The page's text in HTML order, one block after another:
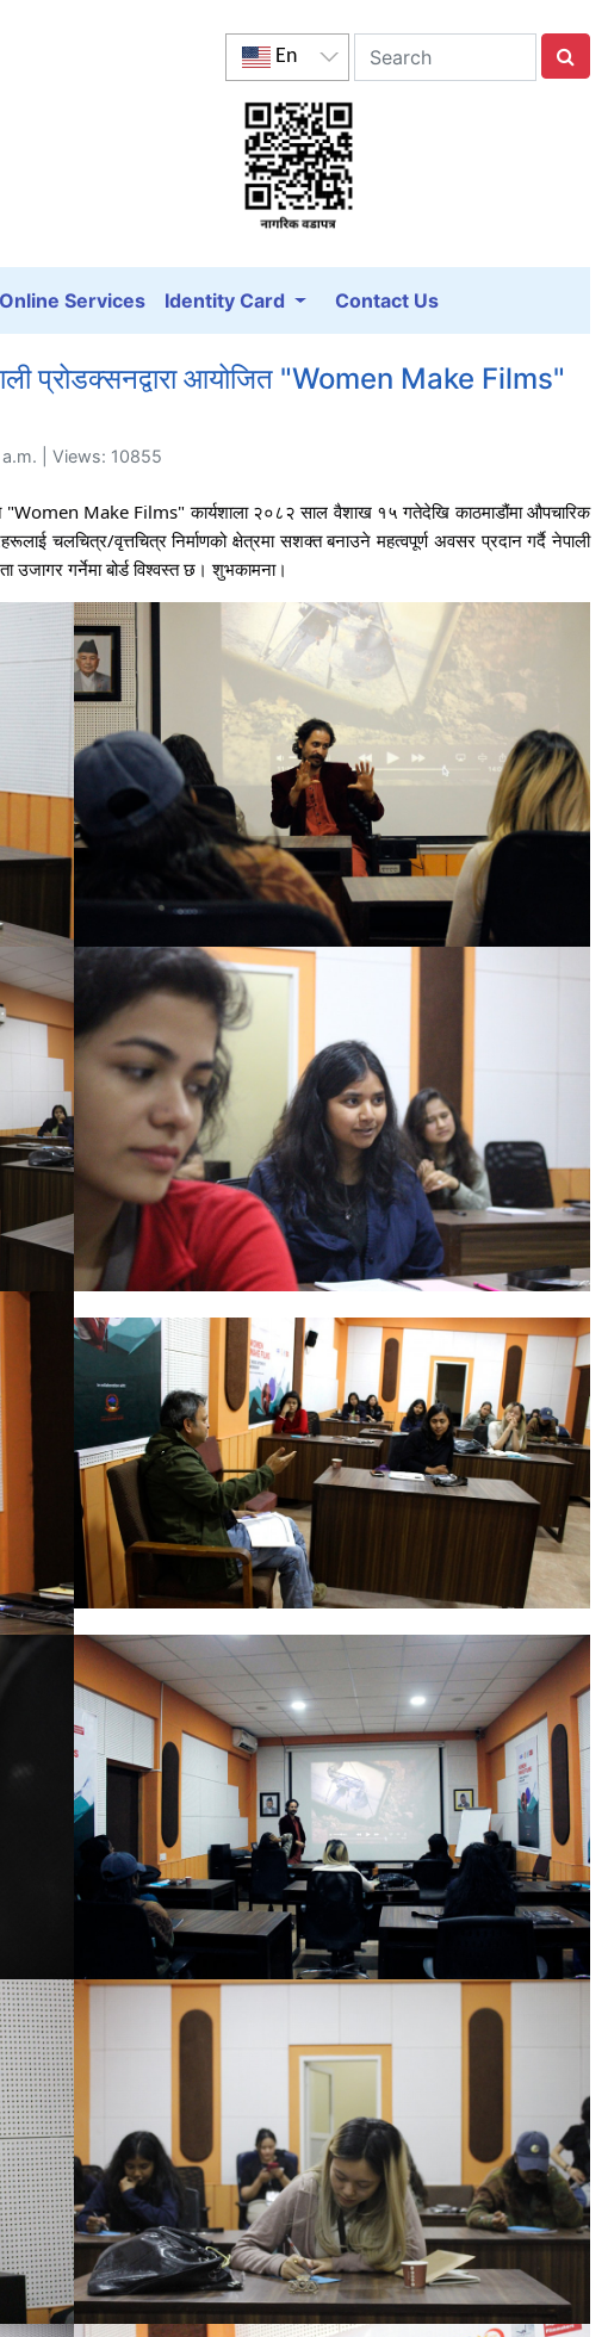
En
Online Services Identity Card Contact Us
20 21 22 Next
प्रोडक्सनद्वारा आयोजित "Women Make Films"
| Views: 10855
"Women Make Films" कार्यशाला २०८२ साल वैशाख १५ गतेदेखि काठमाडौंमा औपचारिक
चलचित्र/वृत्तचित्र निर्माणको क्षेत्रमा सशक्त बनाउने महत्वपूर्ण अवसर प्रदान गर्दै नेपाली
उजागर गर्नेमा बोर्ड विश्वस्त छ। शुभकामना।